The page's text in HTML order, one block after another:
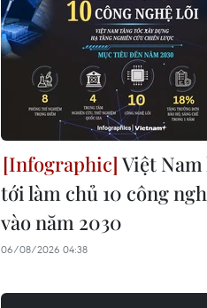
Việt
tới làm chủ 10 công
vào năm 2030
06/08/2026 04:38